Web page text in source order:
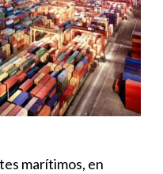
marítimos, en